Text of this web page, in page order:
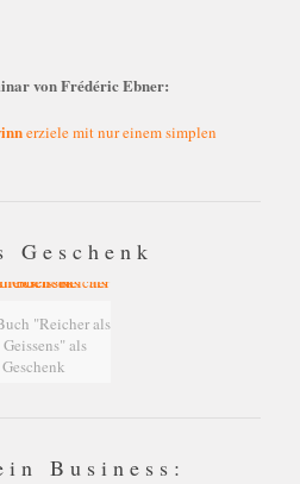
von Frédéric Ebner:
erziele mit nur einem simplen
Geschenk
"Reicher als
als
Geschenk
Business: